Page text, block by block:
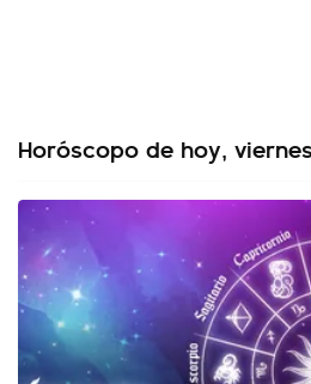
Horóscopo de hoy,